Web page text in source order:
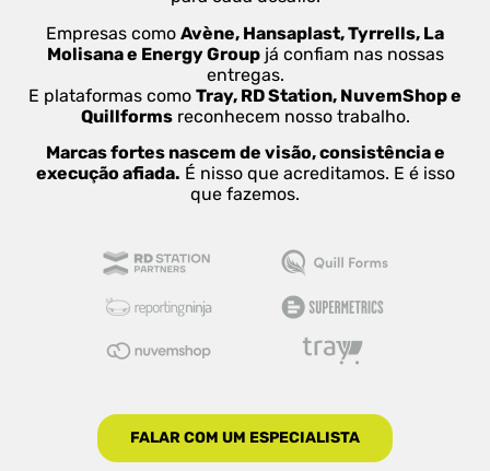
Empresas como Avène, Hansaplast, Tyrrells, La
Molisana e Energy Groupjá confiam nas nossas
entregas.
E plataformas como Tray, RD Station, NuvemShop e
Quillformsreconhecem nosso trabalho.
Marcas fortes nascem de visão, consistência e
execução afiada. É nisso que acreditamos. E é isso
que fazemos.
FALAR COM UM ESPECIALISTA